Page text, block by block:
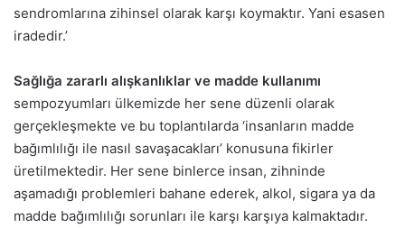
sendromlarına zihinsel olarak karşı koymaktır. Yani esasen
iradedir.’
Sağlığa zararlı alışkanlıklar ve madde kullanımı
sempozyumları ülkemizde her sene düzenli olarak
gerçekleşmekte ve bu toplantılarda ‘insanların madde
bağımlılığı ile nasıl savaşacakları’ konusuna fikirler
üretilmektedir. Her sene binlerce insan, zihninde
aşamadığı problemleri bahane ederek, alkol, sigara ya da
madde bağımlılığı sorunları ile karşı karşıya kalmaktadır.